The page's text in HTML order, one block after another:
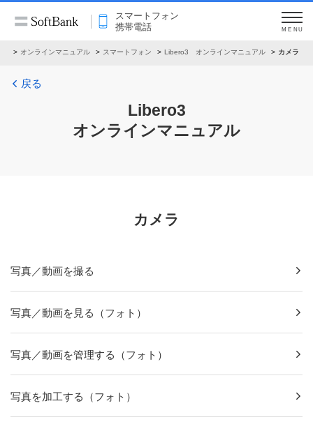
スマートフォン
携帯電話
MENU
オンラインマニュアル スマートフォン Libero3 オンラインマニュアル カメラ
戻る
Libero3
オンラインマニュアル
カメラ
写真／動画を撮る
写真／動画を見る（フォト）
写真／動画を管理する（フォト）
写真を加工する（フォト）